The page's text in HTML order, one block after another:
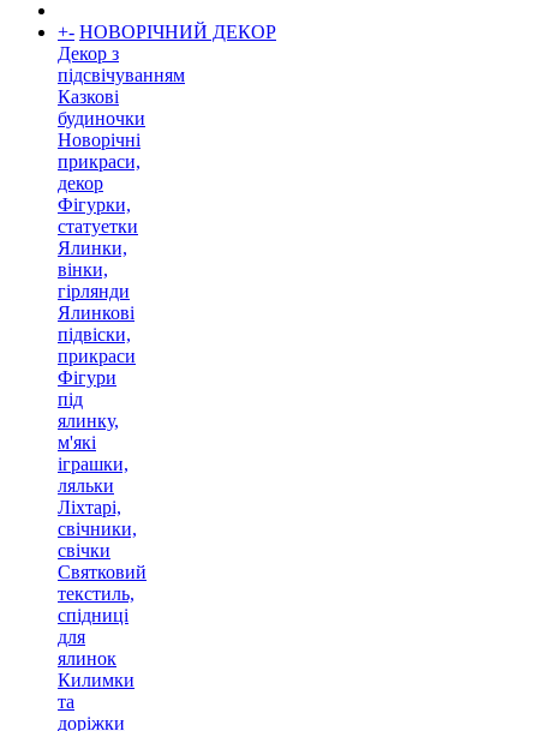
+- НОВОРІЧНИЙ ДЕКОР
Декор з
підсвічуванням
Казкові
будиночки
Новорічні
прикраси,
декор
Фігурки,
статуетки
Ялинки,
вінки,
гірлянди
Ялинкові
підвіски,
прикраси
Фігури
під
ялинку,
м'які
іграшки,
ляльки
Ліхтарі,
свічники,
свічки
Святковий
текстиль,
спідниці
для
ялинок
Килимки
та
доріжки